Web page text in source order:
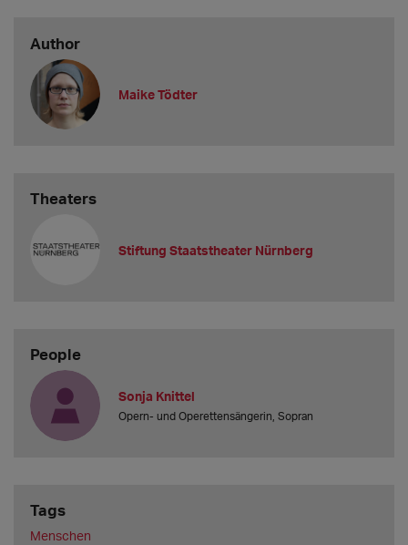
Author
Maike Tödter
Theaters
Stiftung Staatstheater Nürnberg
People
Sonja Knittel
Opern- und Operettensängerin, Sopran
Tags
Menschen